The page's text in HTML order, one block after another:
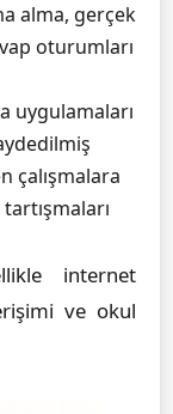
alma, gerçek
oturumları
uygulamaları
çalışmalara
internet
ve okul